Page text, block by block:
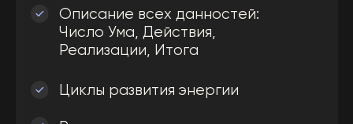
Реализации, Итога
Два разных цикла развития
Профессиональный расчет
совместимости: